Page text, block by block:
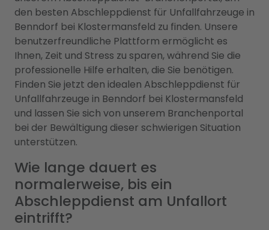
den besten Abschleppdienst für Unfallfahrzeuge in
Benndorf bei Klostermansfeld zu finden. Unsere
benutzerfreundliche Plattform ermöglicht es
Ihnen, Zeit und Stress zu sparen, während Sie die
professionelle Hilfe erhalten, die Sie benötigen.
Finden Sie jetzt den idealen Abschleppdienst für
Unfallfahrzeuge in Benndorf bei Klostermansfeld
und lassen Sie sich von unserem Branchenportal
bei der Bewältigung dieser schwierigen Situation
unterstützen.
Wie lange dauert es
normalerweise, bis ein
Abschleppdienst am Unfallort
eintrifft?